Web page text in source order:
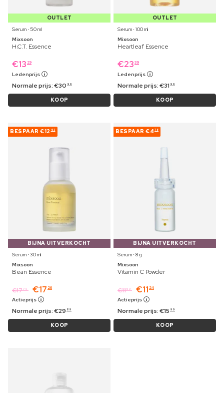
OUTLET
Serum ⋅ 50 ml
Mixsoon
H.C.T. Essence
€13 29
Ledenprijs
Normale prijs:€30 99
KOOP
OUTLET
Serum ⋅ 100 ml
Mixsoon
Heartleaf Essence
€23 39
Ledenprijs
Normale prijs:€31 99
KOOP
BESPAAR €12 63
BIJNA UITVERKOCHT
Serum ⋅ 30 ml
Mixsoon
Bean Essence
€1779 €17 26
Actieprijs
Normale prijs:€29 89
KOOP
BESPAAR €4 75
BIJNA UITVERKOCHT
Serum ⋅ 8 g
Mixsoon
Vitamin C Powder
€1159 €11 24
Actieprijs
Normale prijs:€15 99
KOOP